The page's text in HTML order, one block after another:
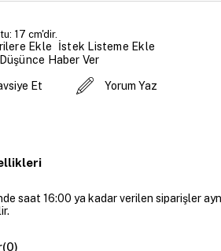
17 cm'dir.
Ekle
İstek Listeme Ekle
Haber Ver
Et Yorum Yaz
saat 16:00 ya kadar verilen siparişler
(0)